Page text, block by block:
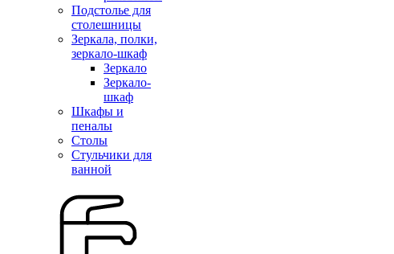
Подстолье для
столешницы
Зеркала, полки,
зеркало-шкаф
Зеркало
Зеркало-
шкаф
Шкафы и
пеналы
Столы
Стульчики для
ванной